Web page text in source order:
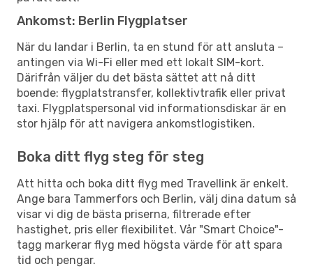
Ankomst: Berlin Flygplatser
När du landar i Berlin, ta en stund för att ansluta –
antingen via Wi-Fi eller med ett lokalt SIM-kort.
Därifrån väljer du det bästa sättet att nå ditt
boende: flygplatstransfer, kollektivtrafik eller privat
taxi. Flygplatspersonal vid informationsdiskar är en
stor hjälp för att navigera ankomstlogistiken.
Boka ditt flyg steg för steg
Att hitta och boka ditt flyg med Travellink är enkelt.
Ange bara Tammerfors och Berlin, välj dina datum så
visar vi dig de bästa priserna, filtrerade efter
hastighet, pris eller flexibilitet. Vår "Smart Choice"-
tagg markerar flyg med högsta värde för att spara
tid och pengar.